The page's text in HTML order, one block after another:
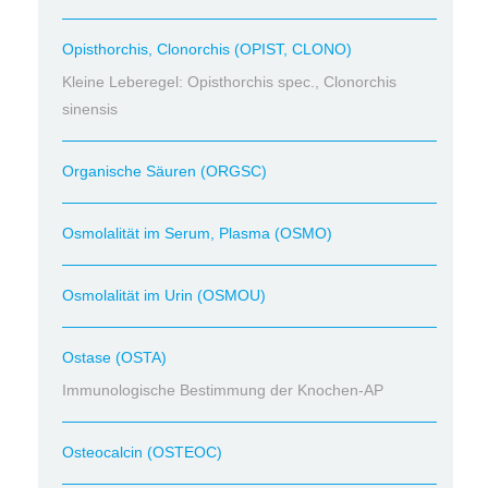
Opisthorchis, Clonorchis (OPIST, CLONO)
Kleine Leberegel: Opisthorchis spec., Clonorchis
sinensis
Organische Säuren (ORGSC)
Osmolalität im Serum, Plasma (OSMO)
Osmolalität im Urin (OSMOU)
Ostase (OSTA)
Immunologische Bestimmung der Knochen-AP
Osteocalcin (OSTEOC)